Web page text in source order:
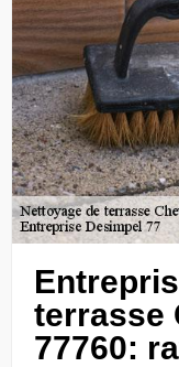
terrasse
77760: